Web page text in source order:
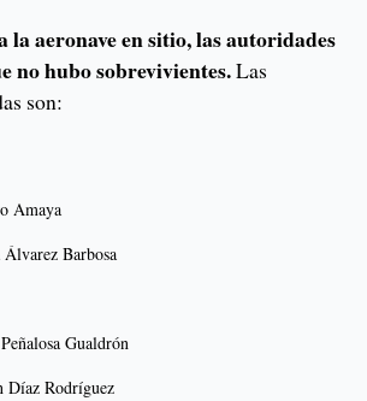
la aeronave en sitio, las autoridades
no hubo sobrevivientes.Las
son:
Amaya
Barbosa
Gualdrón
Díaz Rodríguez